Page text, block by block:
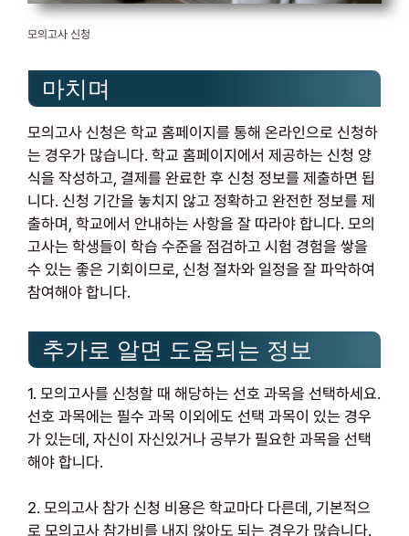
모의고사 신청
마치며
모의고사 신청은 학교 홈페이지를 통해 온라인으로 신청하
는 경우가 많습니다. 학교 홈페이지에서 제공하는 신청 양
식을 작성하고, 결제를 완료한 후 신청 정보를 제출하면 됩
니다. 신청 기간을 놓치지 않고 정확하고 완전한 정보를 제
출하며, 학교에서 안내하는 사항을 잘 따라야 합니다. 모의
고사는 학생들이 학습 수준을 점검하고 시험 경험을 쌓을
수 있는 좋은 기회이므로, 신청 절차와 일정을 잘 파악하여
참여해야 합니다.
추가로 알면 도움되는 정보
1. 모의고사를 신청할 때 해당하는 선호 과목을 선택하세요.
선호 과목에는 필수 과목 이외에도 선택 과목이 있는 경우
가 있는데, 자신이 자신있거나 공부가 필요한 과목을 선택
해야 합니다.
2. 모의고사 참가 신청 비용은 학교마다 다른데, 기본적으
로 모의고사 참가비를 내지 않아도 되는 경우가 많습니다.